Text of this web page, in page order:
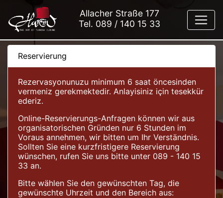
Allacher Straße 177
Tel. 089 / 140 15 33
Reservierung
Rezervasyonunuzu minimum 6 saat öncesinden
vermeniz gerekmektedir. Anlayisiniz için tesekkür
ederiz.
Online-Reservierungs-Anfragen können wir aus
organisatorischen Gründen nur 6 Stunden im
Voraus annehmen, wir bitten um Ihr Verständnis.
Sollten Sie eine kurzfristigere Reservierung
wünschen, rufen Sie uns bitte unter 089 - 140 15
33 an.
Bitte wählen Sie den gewünschten Tag, die
gewünschte Uhrzeit und den Bereich aus: